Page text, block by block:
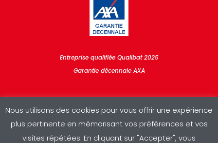
Entreprise qualifiée Qualibat 2025
Garantie décennale AXA
Nous utilisons des cookies pour vous offrir une expérience
plus pertinente en mémorisant vos préférences et vos
visites répétées. En cliquant sur "Accepter", vous